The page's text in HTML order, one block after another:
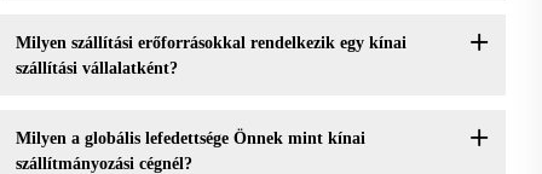
Milyen szállítási erőforrásokkal rendelkezik egy kínai
szállítási vállalatként?
Milyen a globális lefedettsége Önnek mint kínai
szállítmányozási cégnél?